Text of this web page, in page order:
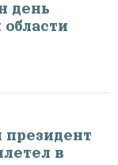
день
президент
в